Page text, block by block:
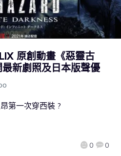
原創動畫《惡靈古
新劇照及日本版聲優
0 0
第一次穿西裝 ?